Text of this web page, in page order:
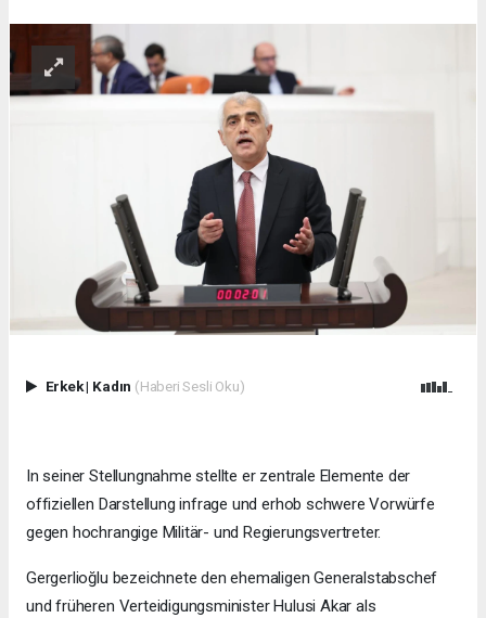
Erkek| Kadın (Haberi Sesli Oku)
In seiner Stellungnahme stellte er zentrale Elemente der
offiziellen Darstellung infrage und erhob schwere Vorwürfe
gegen hochrangige Militär- und Regierungsvertreter.
Gergerlioğlu bezeichnete den ehemaligen Generalstabschef
und früheren Verteidigungsminister Hulusi Akar als